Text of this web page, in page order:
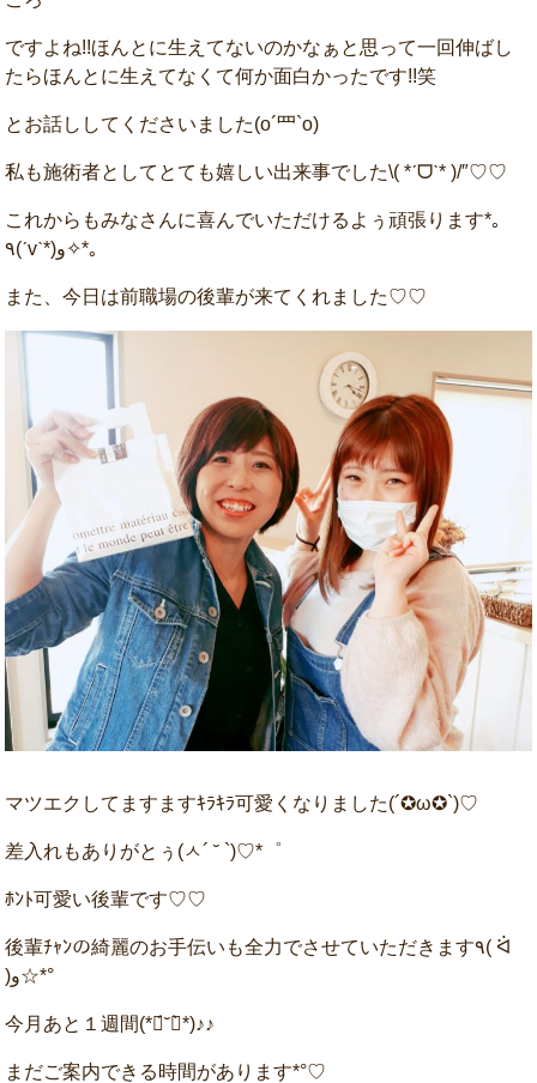
ですよね!!ほんとに生えてないのかなぁと思って一回伸ばし
たらほんとに生えてなくて何か面白かったです!!笑
とお話ししてくださいました(o´罒`o)
私も施術者としてとても嬉しい出来事でした\( *ˊᗜˋ* )/″♡♡
これからもみなさんに喜んでいただけるよぅ頑張ります*｡
٩(ˊvˋ*)و✧*｡
また、今日は前職場の後輩が来てくれました♡♡
マツエクしてますますｷﾗｷﾗ可愛くなりました(´✪ω✪`)♡
差入れもありがとぅ(ㅅ´ ˘ `)♡*゜
ﾎﾝﾄ可愛い後輩です♡♡
後輩ﾁｬﾝの綺麗のお手伝いも全力でさせていただきます٩( ᐛ
)و☆*°
今月あと１週間(*ฅ́˘ฅ̀*)♪♪
まだご案内できる時間があります*°♡